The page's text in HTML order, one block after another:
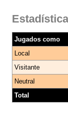
Jugados como
Local
Visitante
Neutral
Total